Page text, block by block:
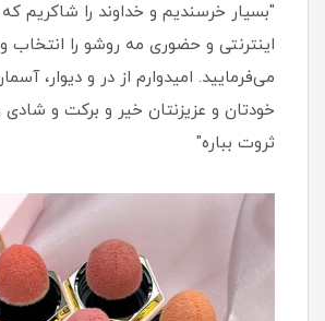
"بسیار خرسندیم و خداوند را شاکریم
اینترنتی و حضوری مه روشو را انتخاب
می‌فرمایید. امیدوارم از در و دیوار،
خودتان و عزیزنتان خیر و برکت و
ثروت بباره"